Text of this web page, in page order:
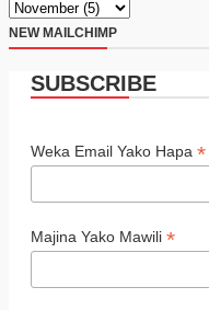
NEW MAILCHIMP
SUBSCRIBE
Weka Email Yako Hapa *
Majina Yako Mawili *